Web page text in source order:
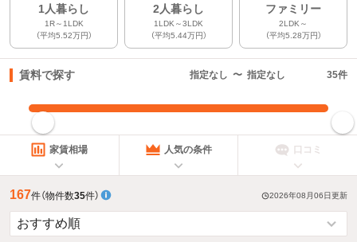
1人暮らし
1R～1LDK
（平均5.52万円）
2人暮らし
1LDK～3LDK
（平均5.44万円）
ファミリー
2LDK～
（平均5.28万円）
賃料で探す 指定なし 〜 指定なし 35件
指定した賃料で絞り込む
家賃相場 人気の条件 口コミ
167件（物件数35件） 2026年08月06日更新